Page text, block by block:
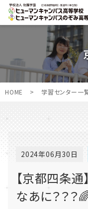
HOME > 学習センター一
2024年06月30日
【京都四条通
なあに？？？